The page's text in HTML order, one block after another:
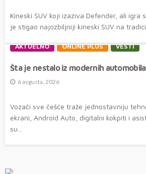
Kineski SUV koji izaziva Defender, ali
je stigao najozbiljniji kineski SUV na
AKTUELNO ONLINE PLUS VESTI
Šta je nestalo iz modernih
6 avgusta, 2026
Vozači sve češće traže jednostavniju
ekrani, Android Auto, digitalni kokpiti i
su...